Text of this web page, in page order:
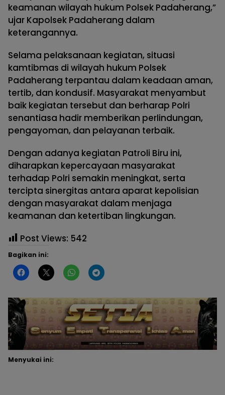
keamanan wilayah hukum Polsek Padaherang,”
ujar Kapolsek Padaherang dalam
keterangannya.
Selama pelaksanaan kegiatan, situasi
kamtibmas di wilayah hukum Polsek
Padaherang terpantau dalam keadaan aman,
tertib, dan kondusif. Masyarakat menyambut
baik kegiatan tersebut dan berharap Polri
senantiasa hadir memberikan perlindungan,
pengayoman, dan pelayanan terbaik.
Dengan adanya kegiatan Patroli Biru ini,
diharapkan kepercayaan masyarakat
terhadap Polri semakin meningkat, serta
tercipta sinergitas antara aparat kepolisian
dengan masyarakat dalam menjaga
keamanan dan ketertiban lingkungan.
Post Views: 542
Bagikan ini:
Menyukai ini: